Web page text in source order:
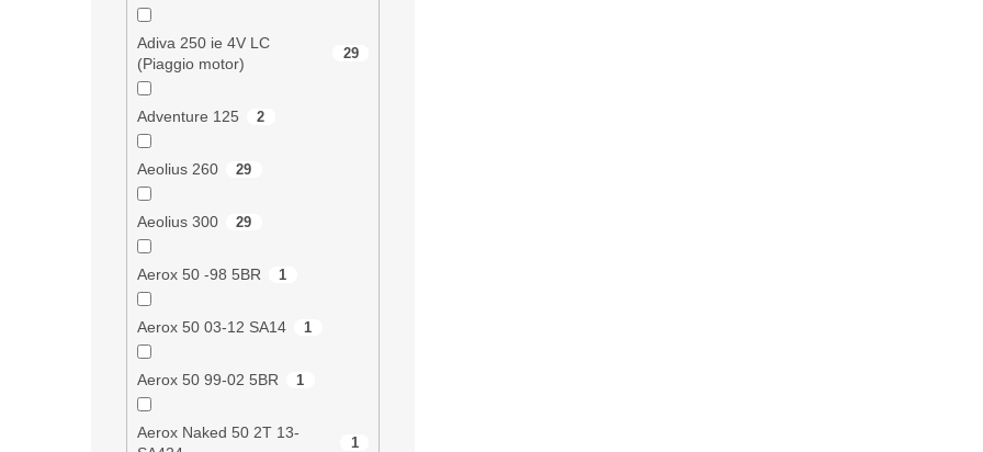
Adiva 250 ie 4V LC
(Piaggio motor)
29
Adventure 125 2
Aeolius 260 29
Aeolius 300 29
Aerox 50 -98 5BR 1
Aerox 50 03-12 SA14 1
Aerox 50 99-02 5BR 1
Aerox Naked 50 2T 13-
1